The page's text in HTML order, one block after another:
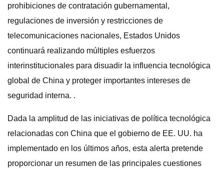
prohibiciones de contratación gubernamental,
regulaciones de inversión y restricciones de
telecomunicaciones nacionales, Estados Unidos
continuará realizando múltiples esfuerzos
interinstitucionales para disuadir la influencia tecnológica
global de China y proteger importantes intereses de
seguridad interna. .
Dada la amplitud de las iniciativas de política tecnológica
relacionadas con China que el gobierno de EE. UU. ha
implementado en los últimos años, esta alerta pretende
proporcionar un resumen de las principales cuestiones